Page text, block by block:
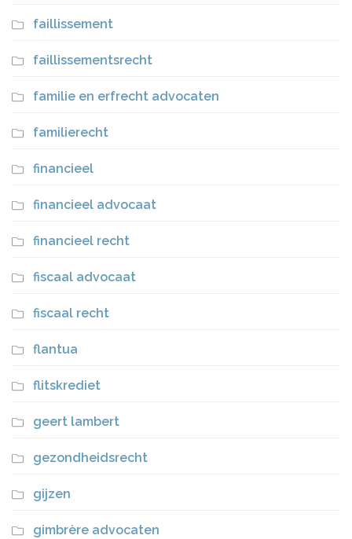
faillissement
faillissementsrecht
familie en erfrecht advocaten
familierecht
financieel
financieel advocaat
financieel recht
fiscaal advocaat
fiscaal recht
flantua
flitskrediet
geert lambert
gezondheidsrecht
gijzen
gimbrère advocaten